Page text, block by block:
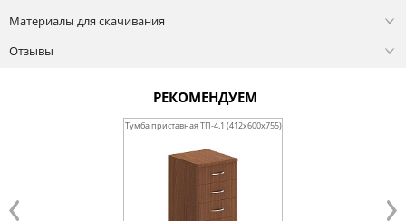
Материалы для скачивания
Отзывы
РЕКОМЕНДУЕМ
Тумба приставная ТП-4.1 (412х600х755)